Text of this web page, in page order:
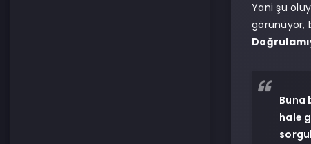
Yani şu
görünüyor,
Buna
hale